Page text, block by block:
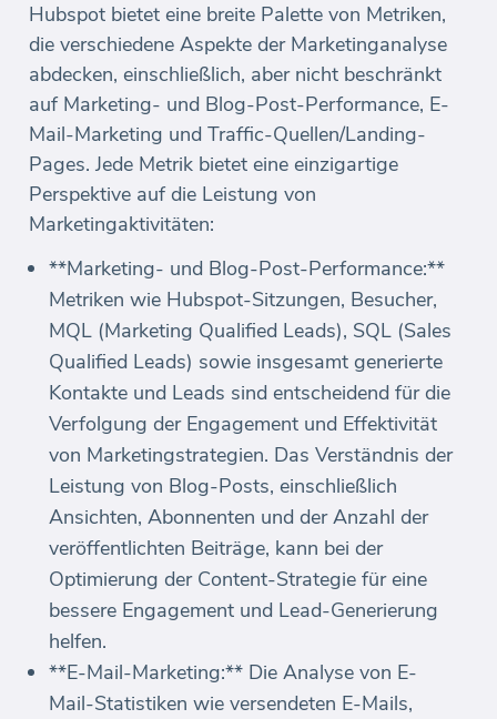
Hubspot bietet eine breite Palette von Metriken,
die verschiedene Aspekte der Marketinganalyse
abdecken, einschließlich, aber nicht beschränkt
auf Marketing- und Blog-Post-Performance, E-
Mail-Marketing und Traffic-Quellen/Landing-
Pages. Jede Metrik bietet eine einzigartige
Perspektive auf die Leistung von
Marketingaktivitäten:
**Marketing- und Blog-Post-Performance:**
Metriken wie Hubspot-Sitzungen, Besucher,
MQL (Marketing Qualified Leads), SQL (Sales
Qualified Leads) sowie insgesamt generierte
Kontakte und Leads sind entscheidend für die
Verfolgung der Engagement und Effektivität
von Marketingstrategien. Das Verständnis der
Leistung von Blog-Posts, einschließlich
Ansichten, Abonnenten und der Anzahl der
veröffentlichten Beiträge, kann bei der
Optimierung der Content-Strategie für eine
bessere Engagement und Lead-Generierung
helfen.
**E-Mail-Marketing:** Die Analyse von E-
Mail-Statistiken wie versendeten E-Mails,